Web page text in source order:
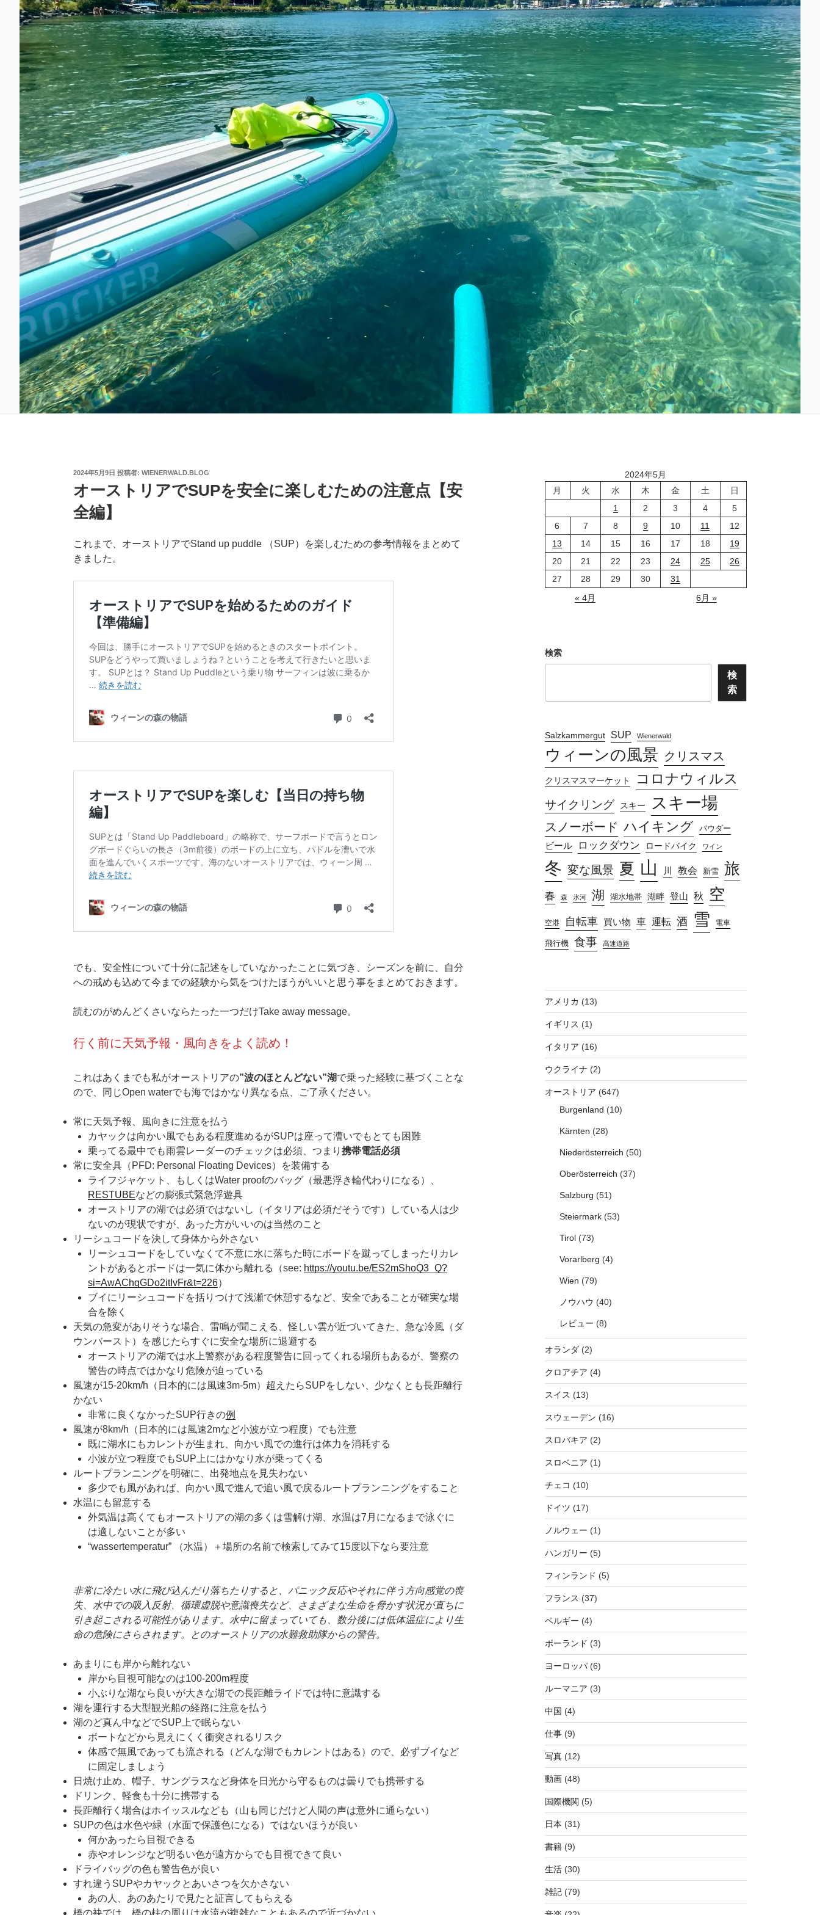
投
日:
2024年5月9日 投稿者: WIENERWALD.BLOG
オーストリアでSUPを安全に楽しむための注意点【安
全編】
これまで、オーストリアでStand up puddle （SUP）を楽しむための参考情報をまとめて
きました。
でも、安全性について十分に記述をしていなかったことに気づき、シーズンを前に、自分
への戒めも込めて今までの経験から気をつけたほうがいいと思う事をまとめておきます。
読むのがめんどくさいならたった一つだけTake away message。
行く前に天気予報・風向きをよく読め！
これはあくまでも私がオーストリアの”波のほとんどない”湖で乗った経験に基づくことな
ので、同じOpen waterでも海ではかなり異なる点、ご了承ください。
常に天気予報、風向きに注意を払う
カヤックは向かい風でもある程度進めるがSUPは座って漕いでもとても困難
乗ってる最中でも雨雲レーダーのチェックは必須、つまり 携帯電話必須
常に安全具（PFD: Personal Floating Devices）を装備する
ライフジャケット、もしくはWater proofのバッグ（最悪浮き輪代わりになる）、
RESTUBEなどの膨張式緊急浮遊具
オーストリアの湖では必須ではないし（イタリアは必須だそうです）している人は少
ないのが現状ですが、あった方がいいのは当然のこと
リーシュコードを決して身体から外さない
リーシュコードをしていなくて不意に水に落ちた時にボードを蹴ってしまったりカレ
ントがあるとボードは一気に体から離れる（see: https://youtu.be/ES2mShoQ3_Q?
si=AwAChqGDo2itIvFr&t=226）
ブイにリーシュコードを括りつけて浅瀬で休憩するなど、安全であることが確実な場
合を除く
天気の急変がありそうな場合、雷鳴が聞こえる、怪しい雲が近づいてきた、急な冷風（ダ
ウンバースト）を感じたらすぐに安全な場所に退避する
オーストリアの湖では水上警察がある程度警告に回ってくれる場所もあるが、警察の
警告の時点ではかなり危険が迫っている
風速が15-20km/h（日本的には風速3m-5m）超えたらSUPをしない、少なくとも長距離行
かない
非常に良くなかったSUP行きの例
風速が8km/h（日本的には風速2mなど小波が立つ程度）でも注意
既に湖水にもカレントが生まれ、向かい風での進行は体力を消耗する
小波が立つ程度でもSUP上にはかなり水が乗ってくる
ルートプランニングを明確に、出発地点を見失わない
多少でも風があれば、向かい風で進んで追い風で戻るルートプランニングをすること
水温にも留意する
外気温は高くてもオーストリアの湖の多くは雪解け湖、水温は7月になるまで泳ぐに
は適しないことが多い
“wassertemperatur” （水温）＋場所の名前で検索してみて15度以下なら要注意
非常に冷たい水に飛び込んだり落ちたりすると、パニック反応やそれに伴う方向感覚の喪
失、水中での吸入反射、循環虚脱や意識喪失など、さまざまな生命を脅かす状況が直ちに
引き起こされる可能性があります。水中に留まっていても、数分後には低体温症により生
命の危険にさらされます。とのオーストリアの水難救助隊からの警告。
あまりにも岸から離れない
岸から目視可能なのは100-200m程度
小ぶりな湖なら良いが大きな湖での長距離ライドでは特に意識する
湖を運行する大型観光船の経路に注意を払う
湖のど真ん中などでSUP上で眠らない
ボートなどから見えにくく衝突されるリスク
体感で無風であっても流される（どんな湖でもカレントはある）ので、必ずブイなど
に固定しましょう
日焼け止め、帽子、サングラスなど身体を日光から守るものは曇りでも携帯する
ドリンク、軽食も十分に携帯する
長距離行く場合はホイッスルなども（山も同じだけど人間の声は意外に通らない）
SUPの色は水色や緑（水面で保護色になる）ではないほうが良い
何かあったら目視できる
赤やオレンジなど明るい色が遠方からでも目視できて良い
ドライバッグの色も警告色が良い
すれ違うSUPやカヤックとあいさつを欠かさない
あの人、あのあたりで見たと証言してもらえる
2024年5月
月
火 水 木 金 土
日
1
2 3 4
5
6
7 8 9 10 11
12
13
14 15 16 17 18
19
20
21 22 23 24 25
26
27
28 29 30
31
« 4月
6月 »
検索
検
索
Salzkammergut SUP Wienerwald
ウィーンの風景 クリスマス
クリスマスマーケット コロナウィルス
サイクリング スキー スキー場
スノーボード ハイキング パウダー
ビール ロックダウン ロードバイク ワイン
冬 変な風景 夏 山 川 教会 新雪 旅
春 森 氷河 湖 湖水地帯 湖畔 登山 秋 空
空港 自転車 買い物 車 運転 酒 雪 電車
飛行機 食事 高速道路
アメリカ (13)
イギリス (1)
イタリア (16)
ウクライナ (2)
オーストリア (647)
Burgenland (10)
Kärnten (28)
Niederösterreich (50)
Oberösterreich (37)
Salzburg (51)
Steiermark(53)
Tirol(73)
Vorarlberg (4)
Wien (79)
ノウハウ (40)
レビュー (8)
オランダ(2)
クロアチア (4)
スイス (13)
スウェーデン (16)
スロバキア (2)
スロベニア (1)
チェコ (10)
ドイツ (17)
ノルウェー (1)
ハンガリー (5)
フィンランド (5)
フランス (37)
ベルギー (4)
ポーランド (3)
ヨーロッパ(6)
ルーマニア (3)
中国 (4)
仕事(9)
写真(12)
動画(48)
国際機関 (5)
日本 (31)
書籍(9)
生活(30)
雑記(79)